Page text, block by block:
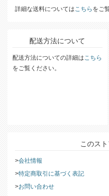
詳細な送料についてはこちら をご
配送方法について
配送方法についての詳細はこちら
をご覧ください。
このス
会社情報
特定商取引に基づく表記
お問い合わせ